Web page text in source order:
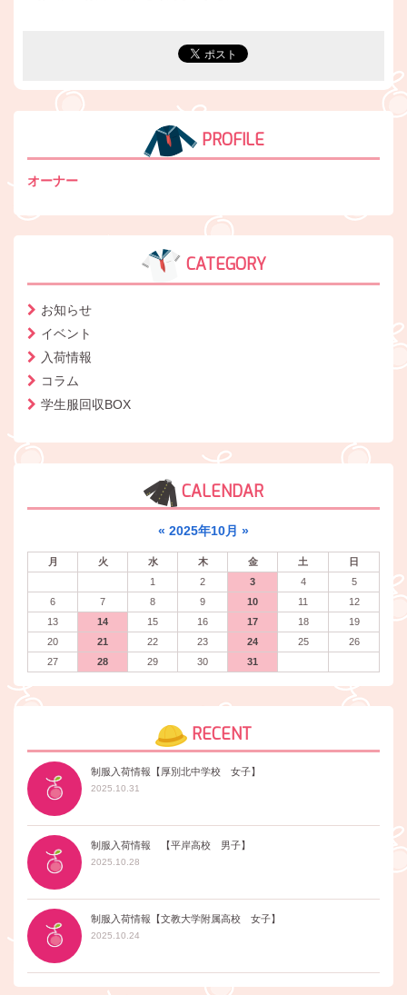
PROFILE
オーナー
CATEGORY
お知らせ
イベント
入荷情報
コラム
学生服回収BOX
CALENDAR
« 2025年10月 »
月 火 水 木 金 土
日
1
2 3 4
5
6
7 8 9 10 11
12
13
14 15 16 17 18
19
20
21 22 23 24 25
26
27
28 29 30 31
RECENT
制服入荷情報【厚別北中学校 女子】
2025.10.31
制服入荷情報 【平岸高校 男子】
2025.10.28
制服入荷情報【文教大学附属高校 女子】
2025.10.24